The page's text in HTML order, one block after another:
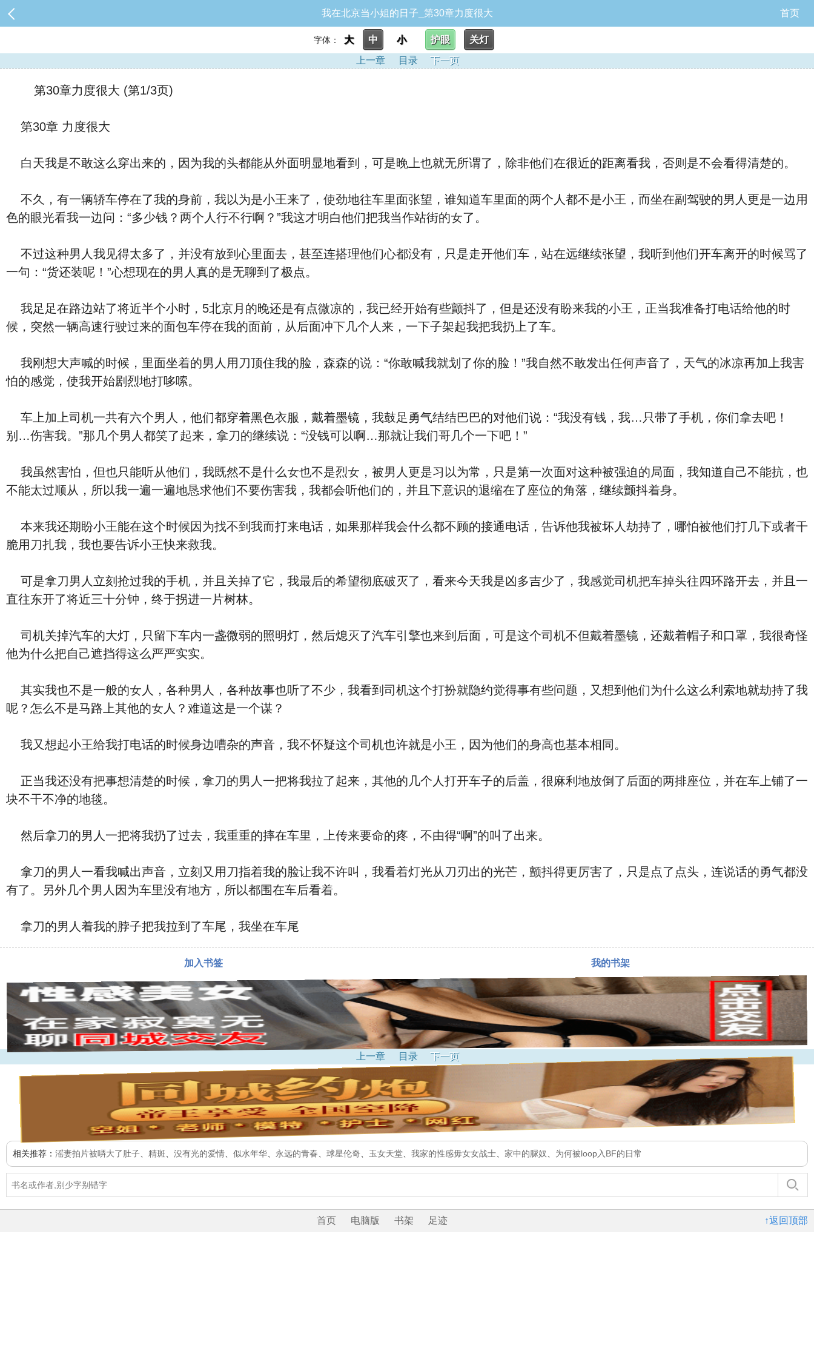
我在北京当小姐的日子_第30章力度很大 首页
字体： 大 中 小 护眼
关灯
上一章
目录 下一页
第30章力度很大 (第1/3页)
第30章 力度很大
⽩天我是不敢这么穿出来的，因为我的头都能从外面明显地看到，可是晚上也就无所谓了，除非他们在很近的距离看我，否则是不会看得清楚的。
不久，有一辆轿车停在了我的⾝前，我以为是小王来了，‮劲使‬地往车里面张望，谁知道车里面的两个人都不是小王，而坐在副驾驶的男人更是一边用
⾊的眼光看我一边问：“多少钱？两个人行不行啊？”我这才明⽩他们把我当作站街的女了。
不过这种男人我见得太多了，并没有放到心里面去，甚至连搭理他们心都没有，只是走开他们车，站在远继续张望，我听到他们开车离开的时候骂了
一句：“货还装呢！”心想现在的男人真的是无聊到了极点。
我⾜⾜在路边站了将近半个小时，‮京北‬5月的晚还是有点微凉的，我已经开始有些颤抖了，但是还没有盼来我的小王，正当我准备打电话给他的时
候，突然一辆⾼速行驶过来的面包车停在我的面前，从后面冲下几个人来，一下子架起我把我扔上了车。
我刚想大声喊的时候，里面坐着的男人用刀顶住我的脸， 森森的说：“你敢喊我就划了你的脸！”我自然不敢发出任何声音了，天气的冰凉再加上我害
怕的感觉，使我开始剧烈地打哆嗦。
车上加上司机一共有六个男人，他们都穿着黑⾊⾐服，戴着墨镜，我鼓⾜勇气结结巴巴的对他们说：“我没有钱，我…只带了‮机手‬，你们拿去吧！
别…伤害我。”那几个男人都笑了起来，拿刀的继续说：“没钱可以啊…那就让我们哥几个一下吧！”
我虽然害怕，但也只能听从他们，我既然不是什么女也不是烈女，被男人 更是习以为常，只是第一次面对这种被强迫的局面，我知道自己不能抗，也
不能太过顺从，所以我一遍一遍地恳求他们不要伤害我，我都会听他们的，并且下意识的退缩在了座位的角落，继续颤抖着⾝。
本来我还期盼小王能在这个时候因为找不到我而打来电话，如果那样我会什么都不顾的接通电话，告诉他我被坏人劫持了，哪怕被他们打几下或者⼲
脆用刀扎我，我也要告诉小王快来救我。
可是拿刀男人立刻抢过我的‮机手‬，并且关掉了它，我最后的希望彻底破灭了，看来今天我是凶多吉少了，我感觉司机把车掉头往四环路开去，并且一
直往东开了将近三十分钟，终于拐进一片树林。
司机关掉汽车的大灯，只留下车内一盏微弱的照明灯，然后熄灭了汽车引擎也来到后面，可是这个司机不但戴着墨镜，还戴着帽子和口罩，我很奇怪
他为什么把自己遮挡得这么严严实实。
其实我也不是一般的女人，各种男人，各种故事也听了不少，我看到司机这个打扮就隐约觉得事有些问题，又想到他们为什么这么利索地就劫持了我
呢？怎么不是马路上其他的女人？难道这是一个谋？
我又想起小王给我打电话的时候⾝边嘈杂的声音，我不怀疑这个司机也许就是小王，因为他们的⾝⾼也基本相同。
正当我还没有把事想清楚的时候，拿刀的男人一把将我拉了起来，其他的几个人打开车子的后盖，很⿇利地放倒了后面的两排座位，并在车上铺了一
块不⼲不净的地毯。
然后拿刀的男人一把将我扔了过去，我重重的摔在车里， 上传来要命的疼 ，不由得“啊”的叫了出来。
拿刀的男人一看我喊出声音，立刻又用刀指着我的脸让我不许叫，我看着灯光从刀刃出的光芒，颤抖得更厉害了，只是点了点头，连说话的勇气都没
有了。另外几个男人因为车里没有地方，所以都围在车后看着。
拿刀的男人着我的脖子把我拉到了车尾，我坐在车尾
加入书签 我的书架
上一章 目录 下一页
相关推荐： 滛妻拍片被哢大了肚子 精斑 没有光的爱情 似水年华 永远的青春 球星伦奇 玉女天堂 我家的性感毋女女战士 家中的脲奴 为何被loop入BF的日常
↑返回顶部
首页 电脑版 书架 足迹